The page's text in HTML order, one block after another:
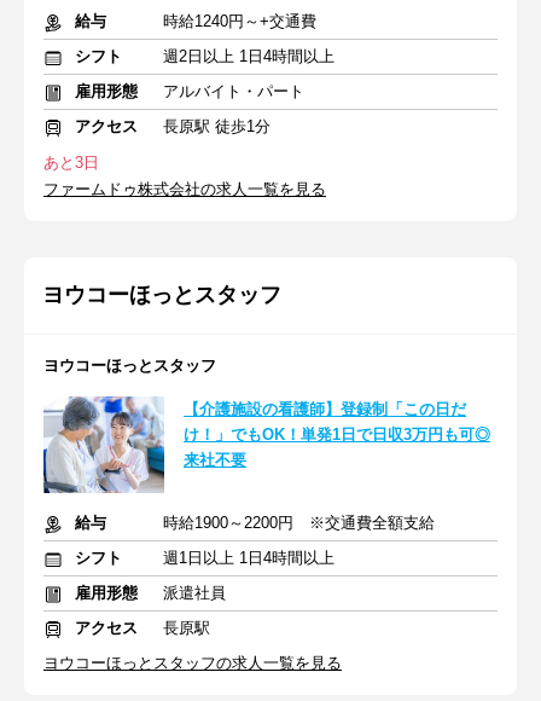
給与
時給1240円～+交通費
シフト
週2日以上 1日4時間以上
雇用形態
アルバイト・パート
アクセス
長原駅 徒歩1分
あと3日
ファームドゥ株式会社の求人一覧を見る
ヨウコーほっとスタッフ
ヨウコーほっとスタッフ
【介護施設の看護師】登録制「この日だ
け！」でもOK！単発1日で日収3万円も可◎
来社不要
給与
時給1900～2200円 ※交通費全額支給
シフト
週1日以上 1日4時間以上
雇用形態
派遣社員
アクセス
長原駅
ヨウコーほっとスタッフの求人一覧を見る